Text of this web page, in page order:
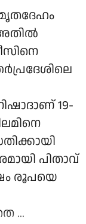
അതിൽ
19-
പിതാവ്
രൂപയെ
...